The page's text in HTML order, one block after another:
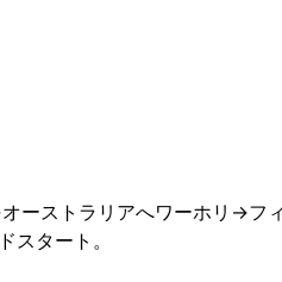
ーストラリアへワーホリ→フ
タート。